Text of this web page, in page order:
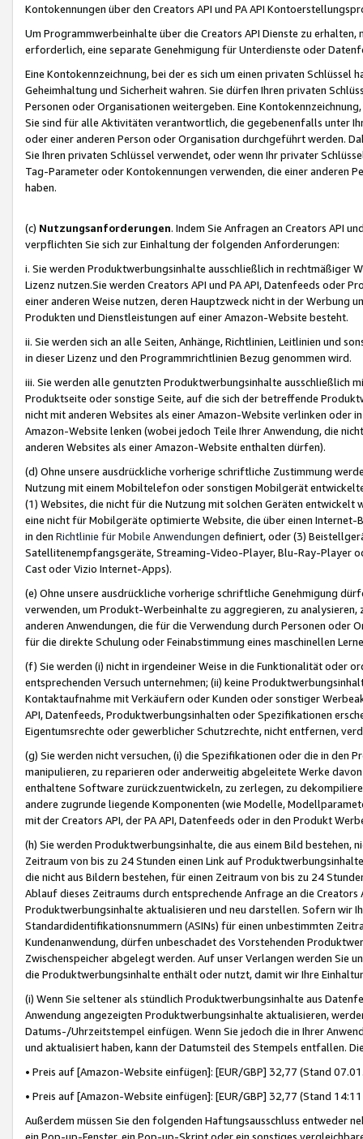
Kontokennungen über den Creators API und PA API
Um Programmwerbeinhalte über die Creators API Dienste zu
erforderlich, eine separate Genehmigung für Unterdienste oder
Eine Kontokennzeichnung, bei der es sich um einen privaten
Geheimhaltung und Sicherheit wahren. Sie dürfen Ihren privaten
Personen oder Organisationen weitergeben. Eine
Sie sind für alle Aktivitäten verantwortlich, die gegebenenfalls unter
oder einer anderen Person oder Organisation durchgeführt werden.
Sie Ihren privaten Schlüssel verwendet, oder wenn Ihr privater
Tag-Parameter oder Kontokennungen verwenden, die einer anderen
haben.
(c) Nutzungsanforderungen. Indem Sie Anfragen an Creators API
verpflichten Sie sich zur Einhaltung der folgenden Anforderungen:
i. Sie werden Produktwerbungsinhalte ausschließlich in rechtmäßiger
Lizenz nutzen.Sie werden Creators API und PA API, Datenfeeds oder
einer anderen Weise nutzen, deren Hauptzweck nicht in der Werbung
Produkten und Dienstleistungen auf einer Amazon-Website besteht.
ii. Sie werden sich an alle Seiten, Anhänge, Richtlinien, Leitlinien und
in dieser Lizenz und den Programmrichtlinien Bezug genommen wird.
iii. Sie werden alle genutzten Produktwerbungsinhalte ausschließlich
Produktseite oder sonstige Seite, auf die sich der betreffende
nicht mit anderen Websites als einer Amazon-Website verlinken oder
Amazon-Website lenken (wobei jedoch Teile Ihrer Anwendung, die
anderen Websites als einer Amazon-Website enthalten dürfen).
(d) Ohne unsere ausdrückliche vorherige schriftliche Zustimmung
Nutzung mit einem Mobiltelefon oder sonstigen Mobilgerät
(1) Websites, die nicht für die Nutzung mit solchen Geräten
eine nicht für Mobilgeräte optimierte Website, die über einen
in den Richtlinie für Mobile Anwendungen definiert, oder (3)
Satellitenempfangsgeräte, Streaming-Video-Player, Blu-Ray-Player
Cast oder Vizio Internet-Apps).
(e) Ohne unsere ausdrückliche vorherige schriftliche Genehmigung
verwenden, um Produkt-Werbeinhalte zu aggregieren, zu
anderen Anwendungen, die für die Verwendung durch Personen
für die direkte Schulung oder Feinabstimmung eines maschinellen
(f) Sie werden (i) nicht in irgendeiner Weise in die Funktionalität oder
entsprechenden Versuch unternehmen; (ii) keine
Kontaktaufnahme mit Verkäufern oder Kunden oder sonstiger
API, Datenfeeds, Produktwerbungsinhalten oder Spezifikationen
Eigentumsrechte oder gewerblicher Schutzrechte, nicht entfernen,
(g) Sie werden nicht versuchen, (i) die Spezifikationen oder die in
manipulieren, zu reparieren oder anderweitig abgeleitete Werke
enthaltene Software zurückzuentwickeln, zu zerlegen, zu
andere zugrunde liegende Komponenten (wie Modelle,
mit der Creators API, der PA API, Datenfeeds oder in den Produkt
(h) Sie werden Produktwerbungsinhalte, die aus einem Bild bestehen,
Zeitraum von bis zu 24 Stunden einen Link auf
die nicht aus Bildern bestehen, für einen Zeitraum von bis zu 24
Ablauf dieses Zeitraums durch entsprechende Anfrage an die
Produktwerbungsinhalte aktualisieren und neu darstellen. Sofern wir
Standardidentifikationsnummern (ASINs) für einen unbestimmten
Kundenanwendung, dürfen unbeschadet des Vorstehenden
Zwischenspeicher abgelegt werden. Auf unser Verlangen werden Sie
die Produktwerbungsinhalte enthält oder nutzt, damit wir Ihre
(i) Wenn Sie seltener als stündlich Produktwerbungsinhalte aus
Anwendung angezeigten Produktwerbungsinhalte aktualisieren,
Datums-/Uhrzeitstempel einfügen. Wenn Sie jedoch die in Ihrer
und aktualisiert haben, kann der Datumsteil des Stempels entfallen.
• Preis auf [Amazon-Website einfügen]: [EUR/GBP] 32,77 (Stand
• Preis auf [Amazon-Website einfügen]: [EUR/GBP] 32,77 (Stand
Außerdem müssen Sie den folgenden Haftungsausschluss entweder
ein Pop-up-Fenster, ein Pop-up-Skript oder ein sonstiges